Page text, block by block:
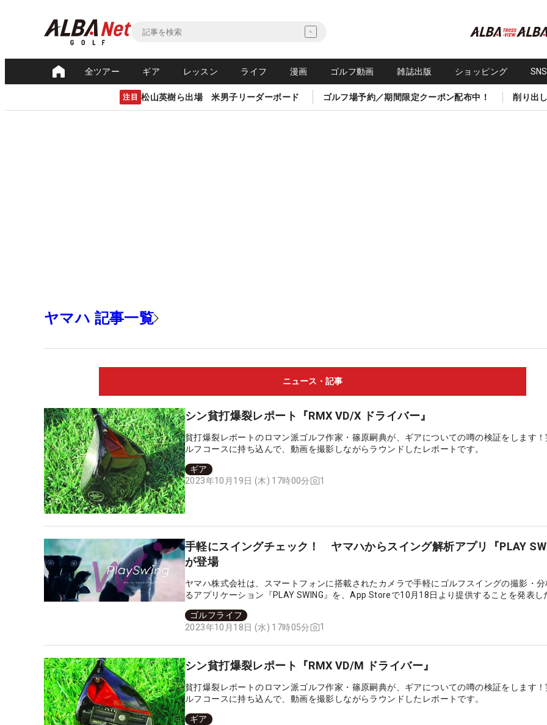
全ツアー ギア レッスン ライフ 漫画 ゴルフ動画 雑誌出版 ショッピング
注目 松山英樹ら出場 米男子リーダーボード ゴルフ場予約／期間限定クーポン配布中！ 削り出
ヤマハ 記事一覧
ニュース・記事
シン貧打爆裂レポート『RMX VD/X ドライバー』
貧打爆裂レポートのロマン派ゴルフ作家・篠原嗣典が、ギアについての噂の検証をします
ルフコースに持ち込んで、動画を撮影しながらラウンドしたレポートです。
ギア
2023年10月19日 (木) 17時00分
1
手軽にスイングチェック！ ヤマハからスイング解析アプリ『PLAY
が登場
ヤマハ株式会社は、スマートフォンに搭載されたカメラで手軽にゴルフスイングの撮影・
るアプリケーション『PLAY SWING』を、App Storeで10月18日より提供することを発表し
ゴルフライフ
2023年10月18日 (水) 17時05分
1
シン貧打爆裂レポート『RMX VD/M ドライバー』
貧打爆裂レポートのロマン派ゴルフ作家・篠原嗣典が、ギアについての噂の検証をします
ルフコースに持ち込んで、動画を撮影しながらラウンドしたレポートです。
ギア